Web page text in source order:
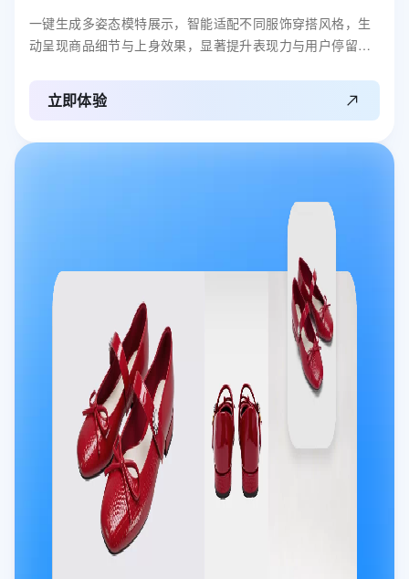
一键生成多姿态模特展示，智能适配不同服饰穿搭风格，生
动呈现商品细节与上身效果，显著提升表现力与用户停留时
立即体验